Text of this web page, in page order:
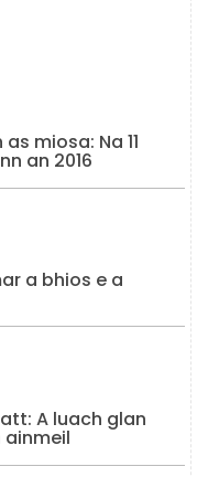
miosa: Na 11
an 2016
a bhios e a
A luach glan